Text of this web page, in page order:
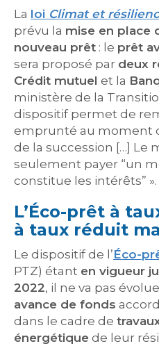
La loi Climat et
prévu la mise en place
nouveau prêt : le prêt
sera proposé par deux
Crédit mutuel et la
ministère de la
dispositif permet de
emprunté au moment
de la succession […] Le
seulement payer “un
constitue les intérêts” ».
L’Éco-prêt à
à taux réduit
Le dispositif de l’Éco-
PTZ) étant en vigueur
2022, il ne va pas
avance de fonds
dans le cadre de
énergétique de leur